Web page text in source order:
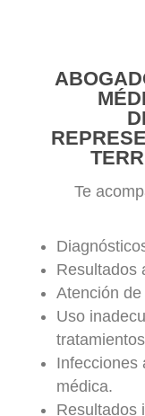
Te
Resultados
Atención
Uso
Infecciones
médica.
Resultados